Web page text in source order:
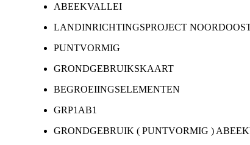
ABEEKVALLEI
LANDINRICHTINGSPROJECT
PUNTVORMIG
GRONDGEBRUIKSKAART
BEGROEIINGSELEMENTEN
GRP1AB1
GRONDGEBRUIK ( PUNTVORMIG )